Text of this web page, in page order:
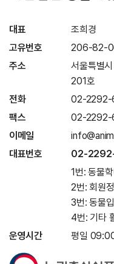
대표
조희경
고유번호
206-82-
주소
서울특별
201호
전화
02-2292-
팩스
02-2292-
이메일
대표번호
02-
1번: 동물
2번: 회원
3번: 동물
4번: 기타
운영시간
평일